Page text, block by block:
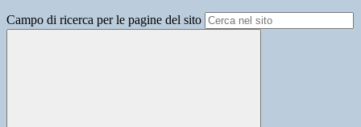
Campo di ricerca per le pagine del sito